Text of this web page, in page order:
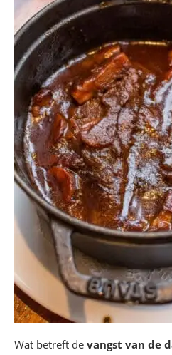
Wat betreft de vangst van de